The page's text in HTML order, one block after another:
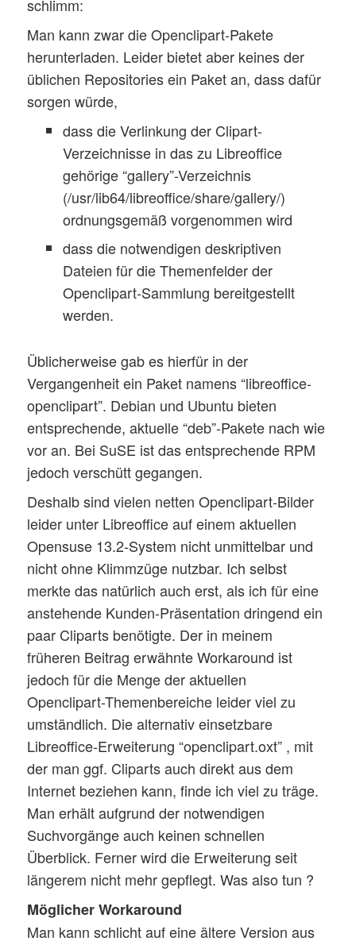
schlimm:
Man kann zwar die Openclipart-Pakete
herunterladen. Leider bietet aber keines der
üblichen Repositories ein Paket an, dass dafür
sorgen würde,
dass die Verlinkung der Clipart-
Verzeichnisse in das zu Libreoffice
gehörige “gallery”-Verzeichnis
(/usr/lib64/libreoffice/share/gallery/)
ordnungsgemäß vorgenommen wird
dass die notwendigen deskriptiven
Dateien für die Themenfelder der
Openclipart-Sammlung bereitgestellt
werden.
Üblicherweise gab es hierfür in der
Vergangenheit ein Paket namens “libreoffice-
openclipart”. Debian und Ubuntu bieten
entsprechende, aktuelle “deb”-Pakete nach wie
vor an. Bei SuSE ist das entsprechende RPM
jedoch verschütt gegangen.
Deshalb sind vielen netten Openclipart-Bilder
leider unter Libreoffice auf einem aktuellen
Opensuse 13.2-System nicht unmittelbar und
nicht ohne Klimmzüge nutzbar. Ich selbst
merkte das natürlich auch erst, als ich für eine
anstehende Kunden-Präsentation dringend ein
paar Cliparts benötigte. Der in meinem
früheren Beitrag erwähnte Workaround ist
jedoch für die Menge der aktuellen
Openclipart-Themenbereiche leider viel zu
umständlich. Die alternativ einsetzbare
Libreoffice-Erweiterung “openclipart.oxt” , mit
der man ggf. Cliparts auch direkt aus dem
Internet beziehen kann, finde ich viel zu träge.
Man erhält aufgrund der notwendigen
Suchvorgänge auch keinen schnellen
Überblick. Ferner wird die Erweiterung seit
längerem nicht mehr gepflegt. Was also tun ?
Möglicher Workaround
Man kann schlicht auf eine ältere Version aus